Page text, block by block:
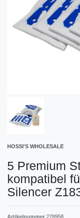
HOSSI'S WHOLESALE
5 Premium
kompatibel
Silencer
Artikelnummer 278958